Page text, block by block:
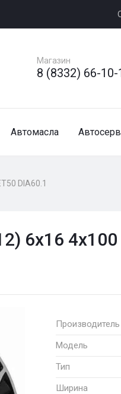
Магазин
8 (8332) 66-10-
Автомасла
DIA60.1
6x16 4x100
Производитель
Модель
Тип
Ширина